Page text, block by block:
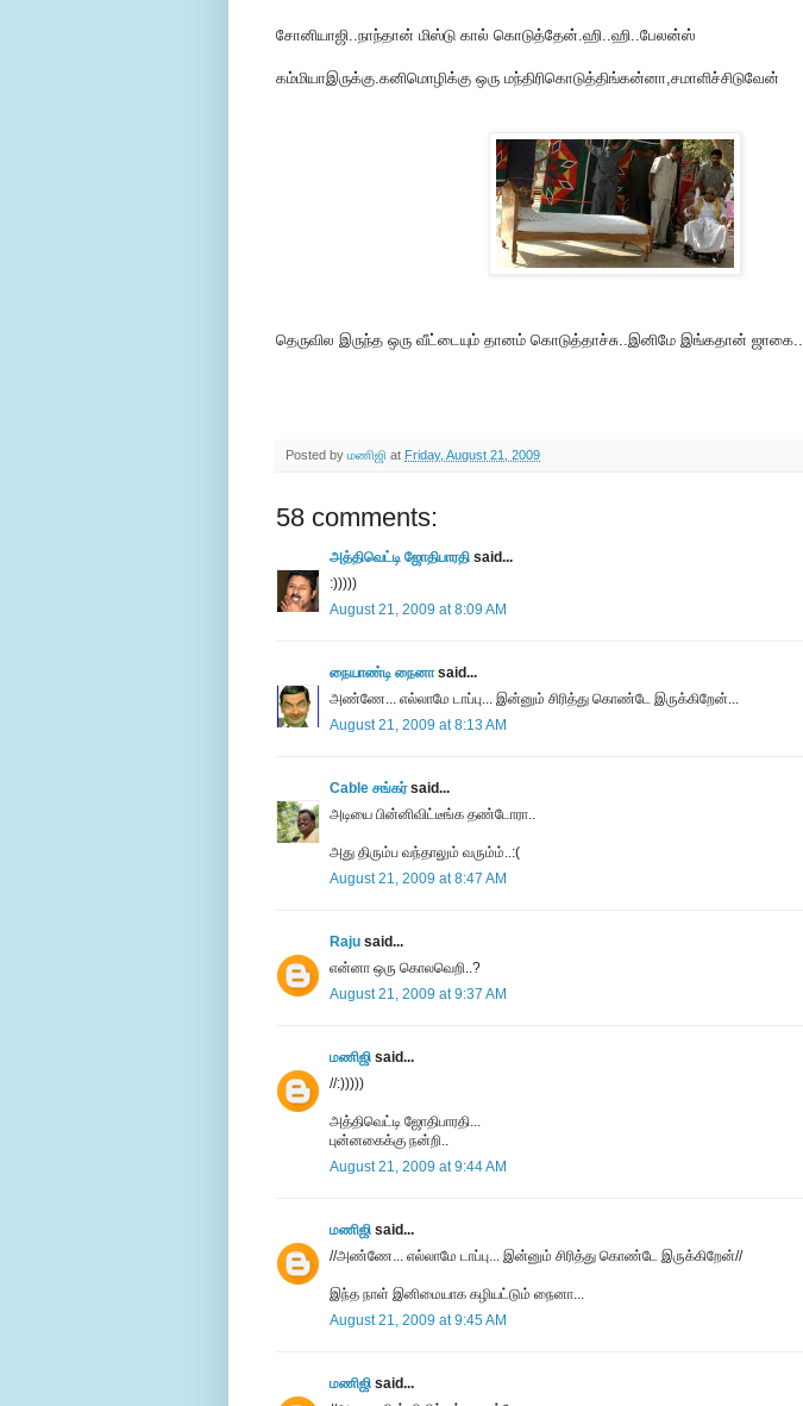
சோனியாஜி..நாந்தான் மிஸ்டு கால் கொடுத்தேன்.ஹி..ஹி..பேலன்ஸ்
கம்மியாஇருக்கு.கனிமொழிக்கு ஒரு மந்திரிகொடுத்திங்கன்னா,சமாளிச்சிடுவேன்
தெருவில இருந்த ஒரு வீட்டையும் தானம் கொடுத்தாச்சு..இனிமே இங்கதான் ஜாகை..
Posted by மணிஜி at Friday, August 21, 2009
58 comments:
அத்திவெட்டி ஜோதிபாரதி said...
:)))))
August 21, 2009 at 8:09 AM
நையாண்டி நைனாsaid...
அண்ணே... எல்லாமே டாப்பு... இன்னும் சிரித்து கொண்டே இருக்கிறேன்...
August 21, 2009 at 8:13 AM
Cable சங்கர்said...
அடியை பின்னிவிட்டீங்க தண்டோரா..
அது திரும்ப வந்தாலும் வரும்ம்..:(
August 21, 2009 at 8:47 AM
Raju said...
என்னா ஒரு கொலவெறி..?
August 21, 2009 at 9:37 AM
மணிஜி said...
//:)))))
அத்திவெட்டி ஜோதிபாரதி...
புன்னகைக்கு நன்றி..
August 21, 2009 at 9:44 AM
மணிஜி said...
//அண்ணே... எல்லாமே டாப்பு... இன்னும் சிரித்து கொண்டே இருக்கிறேன்//
இந்த நாள் இனிமையாக கழியட்டும் நைனா...
August 21, 2009 at 9:45 AM
மணிஜி said...